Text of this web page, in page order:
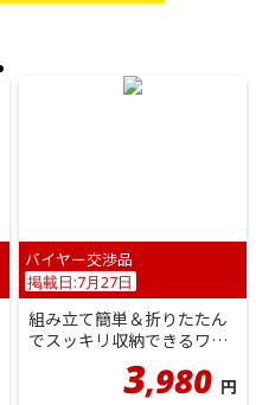
バイヤー交渉品
掲載日:7月27日
組み立て簡単＆折りたたん
でスッキリ収納できるワゴ
ンラック！移動ラクラク便
3,980 円